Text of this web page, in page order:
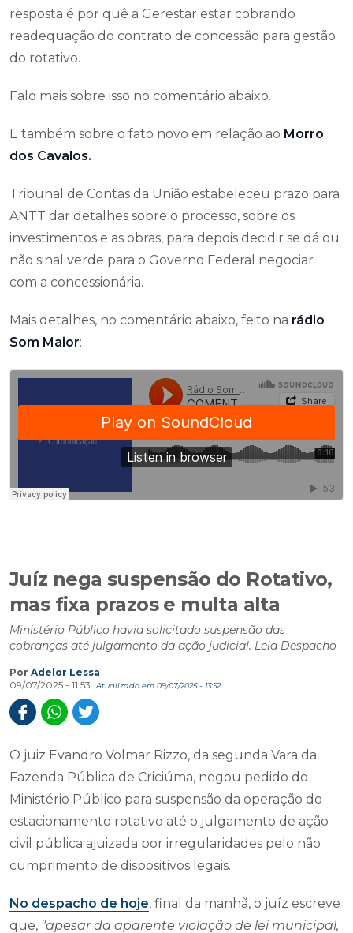
resposta é por quê a Gerestar estar cobrando
readequação do contrato de concessão para gestão
do rotativo.
Falo mais sobre isso no comentário abaixo.
E também sobre o fato novo em relação ao Morro
dos Cavalos.
Tribunal de Contas da União estabeleceu prazo para
ANTT dar detalhes sobre o processo, sobre os
investimentos e as obras, para depois decidir se dá ou
não sinal verde para o Governo Federal negociar
com a concessionária.
Mais detalhes, no comentário abaixo, feito na rádio
Som Maior:
Juíz nega suspensão do Rotativo,
mas fixa prazos e multa alta
Ministério Público havia solicitado suspensão das
cobranças até julgamento da ação judicial. Leia Despacho
Por Adelor Lessa
09/07/2025 - 11:53
Atualizado em 09/07/2025 - 13:52
O juiz Evandro Volmar Rizzo, da segunda Vara da
Fazenda Pública de Criciúma, negou pedido do
Ministério Público para suspensão da operação do
estacionamento rotativo até o julgamento de ação
civil pública ajuizada por irregularidades pelo não
cumprimento de dispositivos legais.
No despacho de hoje, final da manhã, o juíz escreve
que, "apesar da aparente violação de lei municipal,